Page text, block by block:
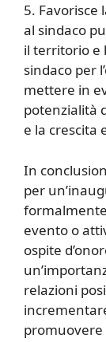
5. Favorisce
al sindaco
il territorio e
sindaco per
mettere in
potenzialità
e la crescita
In
per
evento o
ospite
relazioni